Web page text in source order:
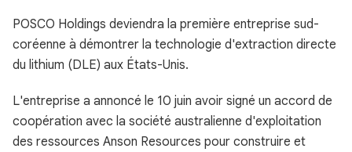
POSCO Holdings deviendra la première entreprise sud-
coréenne à démontrer la technologie d'extraction directe
du lithium (DLE) aux États-Unis.
L'entreprise a annoncé le 10 juin avoir signé un accord de
coopération avec la société australienne d'exploitation
des ressources Anson Resources pour construire et